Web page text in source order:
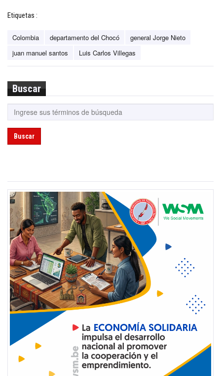
Etiquetas :
Colombia departamento del Chocó
general Jorge Nieto
juan manuel santos
Luis Carlos Villegas
Buscar
Buscar